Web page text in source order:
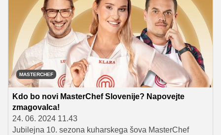
prednosti pred Klaro.
MASTERCHEF
Kdo bo novi MasterChef Slovenije? Napovejte
zmagovalca!
24. 06. 2024 11.43
Jubilejna 10. sezona kuharskega šova MasterChef